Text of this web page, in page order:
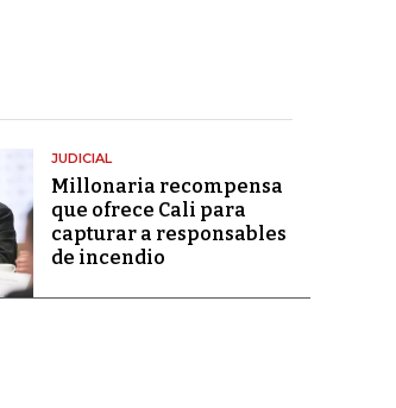
JUDICIAL
Millonaria recompensa
que ofrece Cali para
capturar a responsables
de incendio